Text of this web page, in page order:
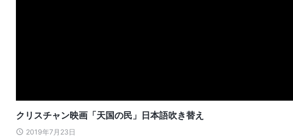
クリスチャン映画「天国の民」日本語吹き替え
2019年7月23日